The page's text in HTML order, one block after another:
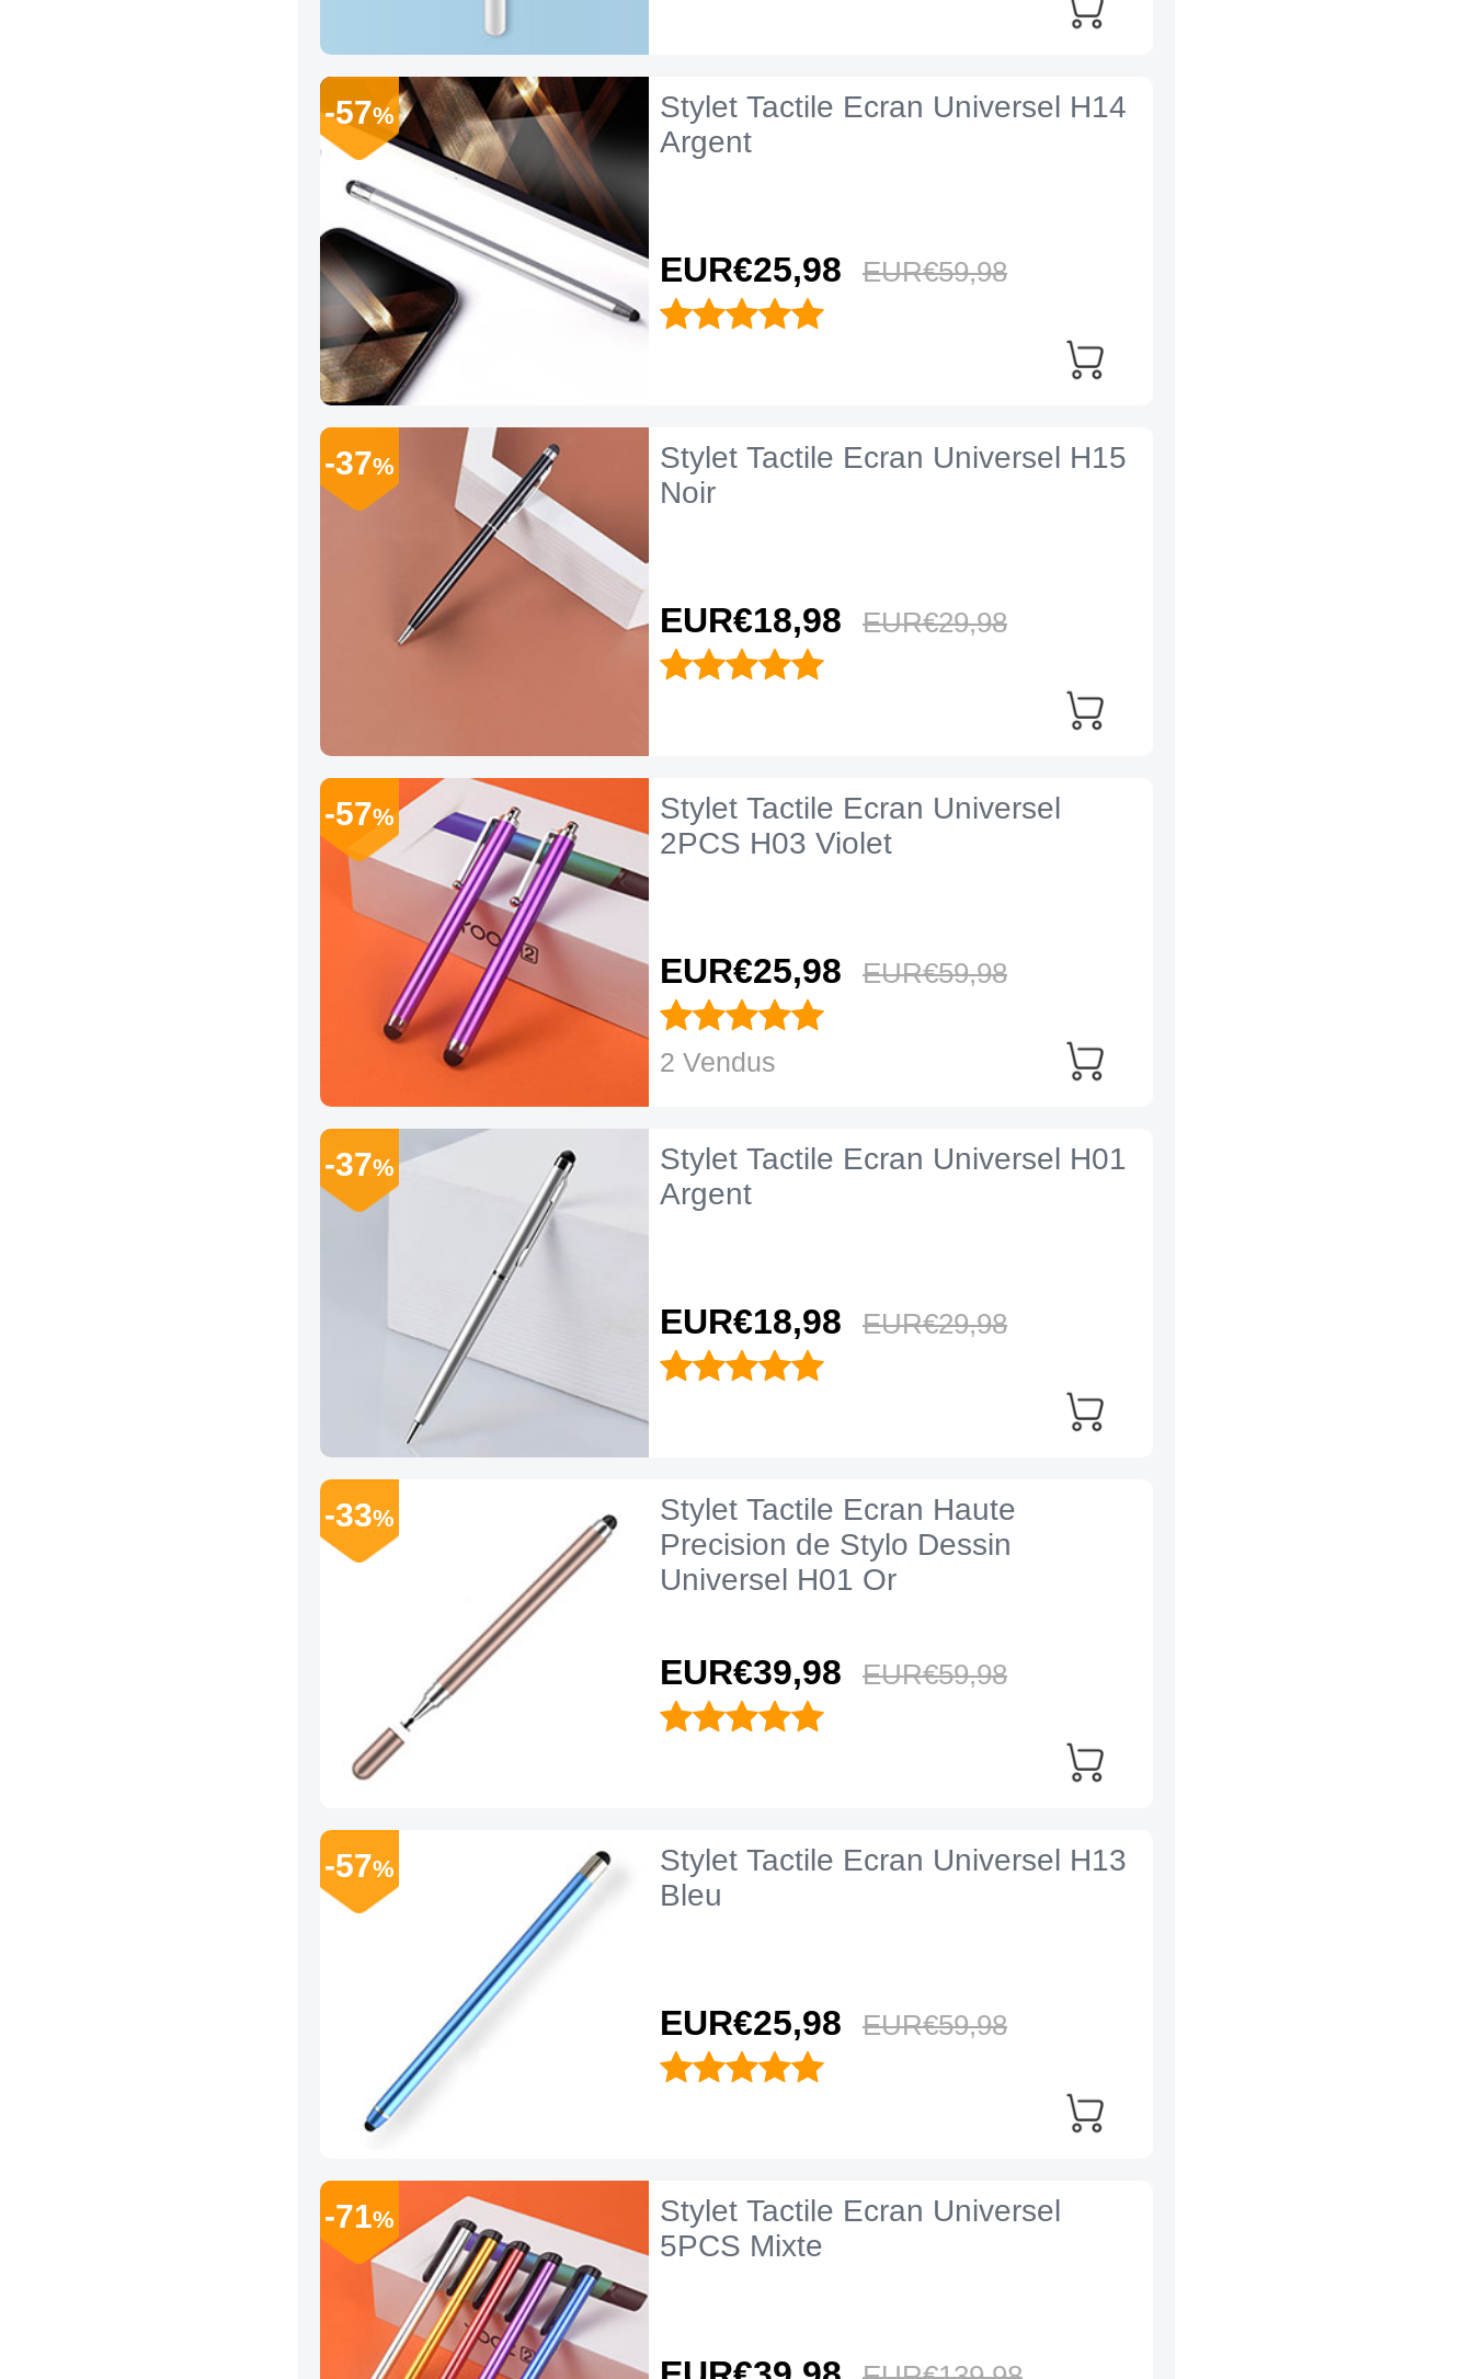
Stylet Tactile Ecran Universel H14
Argent
EUR€25,98 EUR€59,98
-57%
Stylet Tactile Ecran Universel H15
Noir
EUR€18,98 EUR€29,98
-37%
Stylet Tactile Ecran Universel
2PCS H03 Violet
EUR€25,98 EUR€59,98
-57%
2 Vendus
Stylet Tactile Ecran Universel H01
Argent
EUR€18,98 EUR€29,98
-37%
Stylet Tactile Ecran Haute
Precision de Stylo Dessin
Universel H01 Or
EUR€39,98 EUR€59,98
-33%
Stylet Tactile Ecran Universel H13
Bleu
EUR€25,98 EUR€59,98
-57%
Stylet Tactile Ecran Universel
5PCS Mixte
-71%